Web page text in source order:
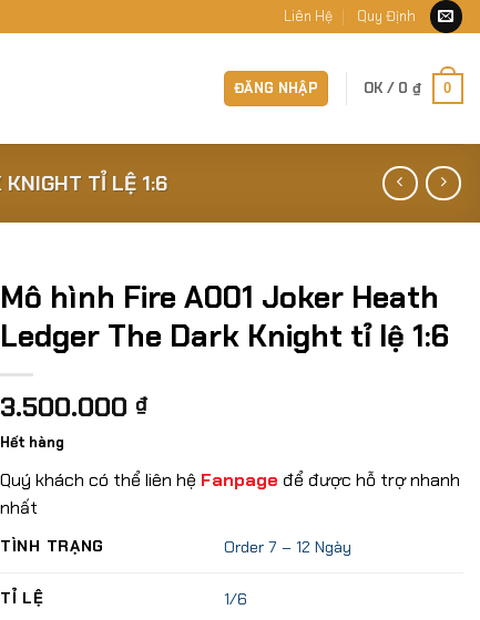
Liên Hệ Quy Định
ĐĂNG NHẬP OK / 0 ₫ 0
KNIGHT TỈ LỆ 1:6
Mô hình Fire A001 Joker Heath
Ledger The Dark Knight tỉ lệ 1:6
3.500.000 ₫
Hết hàng
Quý khách có thể liên hệ Fanpage để được hỗ trợ nhanh
nhất
TÌNH TRẠNG Order 7 – 12 Ngày
TỈ LỆ 1/6